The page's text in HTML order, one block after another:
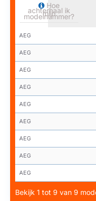
Hoe
achterhaal ik
mijn
modelnummer?
AEG
AEG
AEG
AEG
AEG
AEG
AEG
AEG
AEG
Bekijk 1 tot 9 van 9